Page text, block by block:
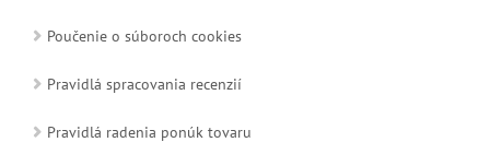
Poučenie o súboroch cookies
Pravidlá spracovania recenzií
Pravidlá radenia ponúk tovaru